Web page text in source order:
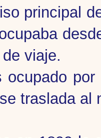
principal
viaje.
ocupado
traslada al